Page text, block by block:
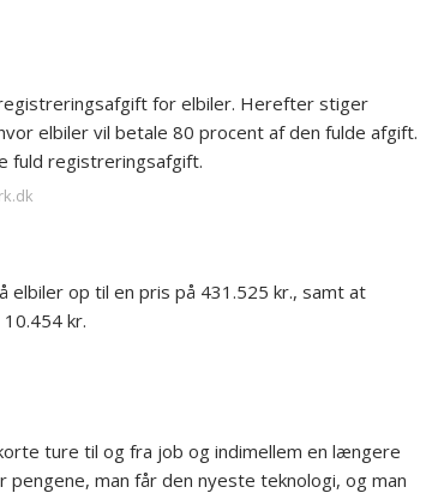
for elbiler. Herefter stiger
elbiler vil betale 80 procent af den fulde afgift.
fuld registreringsafgift.
op til en pris på 431.525 kr., samt at
kr.
ture til og fra job og indimellem en længere
man får den nyeste teknologi, og man